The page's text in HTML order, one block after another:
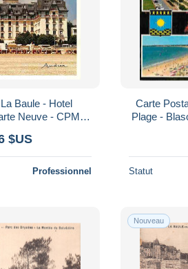
Baule - Hotel
Neuve - CPM -
$US
Professionnel
Carte
Plage -
Statut
Nouveau